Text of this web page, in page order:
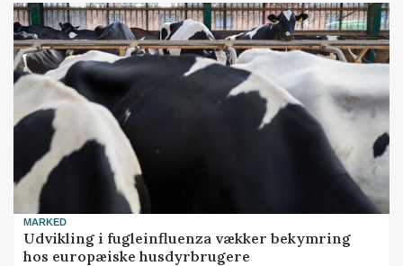
MARKED
Udvikling i fugleinfluenza vækker bekymring
hos europæiske husdyrbrugere